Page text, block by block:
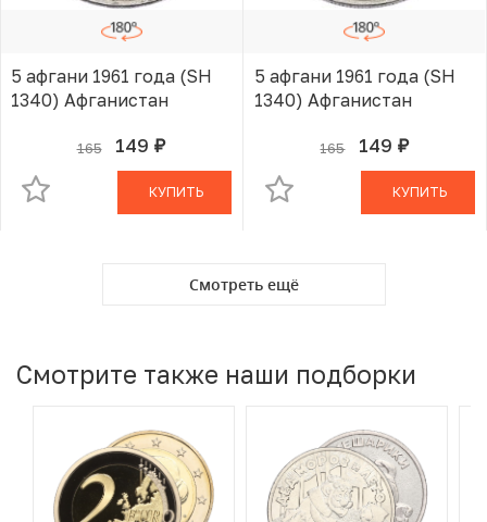
5 афгани 1961 года (SH
1340) Афганистан
165 149 руб.
В КОРЗИНЕ
КУПИТЬ
5 афгани 1961 года (SH
1340) Афганистан
165 149 руб.
В КОРЗИНЕ
КУПИТЬ
Смотреть ещё
Смотрите также наши подборки